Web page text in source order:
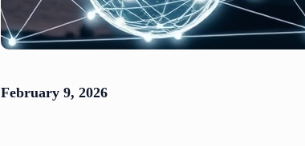
February 9, 2026